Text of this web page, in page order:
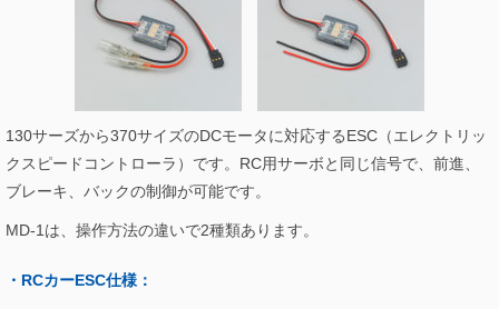
130サーズから370サイズのDCモータに対応するESC（エレクトリッ
クスピードコントローラ）です。RC用サーボと同じ信号で、前進、
ブレーキ、バックの制御が可能です。
MD-1は、操作方法の違いで2種類あります。
・ RCカーESC仕様 ：